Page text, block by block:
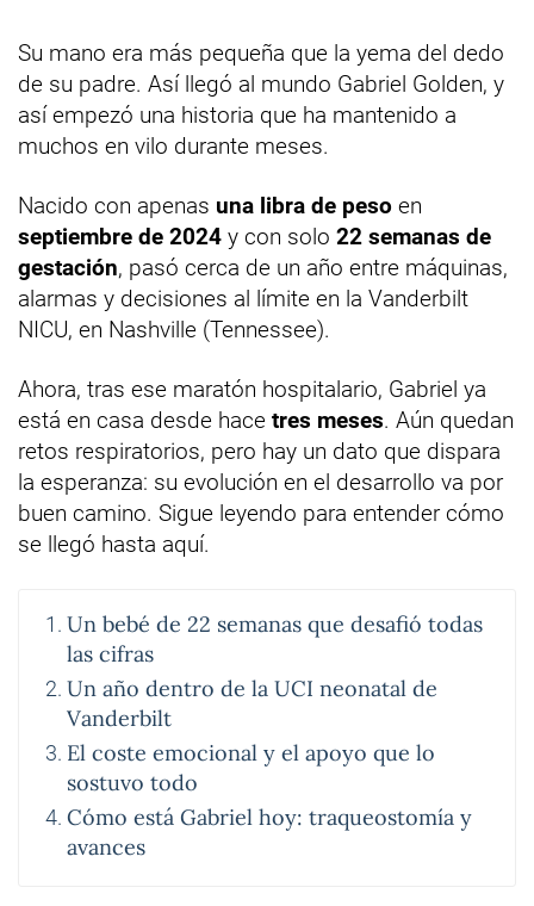
Su mano era más pequeña que la yema del dedo
de su padre. Así llegó al mundo Gabriel Golden, y
así empezó una historia que ha mantenido a
muchos en vilo durante meses.
Nacido con apenas una libra de peso en
septiembre de 2024 y con solo 22 semanas de
gestación, pasó cerca de un año entre máquinas,
alarmas y decisiones al límite en la Vanderbilt
NICU, en Nashville (Tennessee).
Ahora, tras ese maratón hospitalario, Gabriel ya
está en casa desde hace tres meses. Aún quedan
retos respiratorios, pero hay un dato que dispara
la esperanza: su evolución en el desarrollo va por
buen camino. Sigue leyendo para entender cómo
se llegó hasta aquí.
Un bebé de 22 semanas que desafió todas
las cifras
Un año dentro de la UCI neonatal de
Vanderbilt
El coste emocional y el apoyo que lo
sostuvo todo
Cómo está Gabriel hoy: traqueostomía y
avances